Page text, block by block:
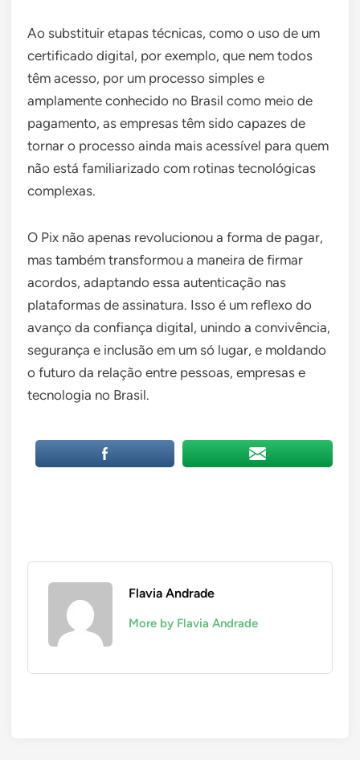
Ao substituir etapas técnicas, como o uso de um
certificado digital, por exemplo, que nem todos
têm acesso, por um processo simples e
amplamente conhecido no Brasil como meio de
pagamento, as empresas têm sido capazes de
tornar o processo ainda mais acessível para quem
não está familiarizado com rotinas tecnológicas
complexas.
O Pix não apenas revolucionou a forma de pagar,
mas também transformou a maneira de firmar
acordos, adaptando essa autenticação nas
plataformas de assinatura. Isso é um reflexo do
avanço da confiança digital, unindo a convivência,
segurança e inclusão em um só lugar, e moldando
o futuro da relação entre pessoas, empresas e
tecnologia no Brasil.
Flavia Andrade
More by Flavia Andrade